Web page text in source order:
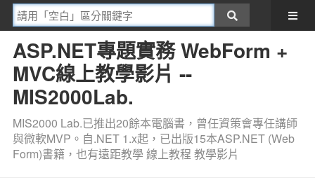
ASP.NET專題實務 WebForm +
MVC線上教學影片 --
MIS2000Lab.
MIS2000 Lab.已推出20餘本電腦書，曾任資策會專任講師
與微軟MVP。自.NET 1.x起，已出版15本ASP.NET (Web
Form)書籍，也有遠距教學 線上教程 教學影片